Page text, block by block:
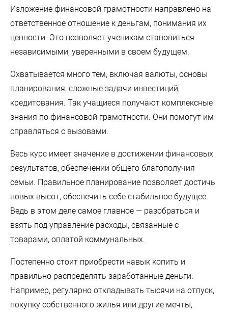
Изложение финансовой грамотности направлено на
ответственное отношение к деньгам, понимания их
ценности. Это позволяет ученикам становиться
независимыми, уверенными в своем будущем.
Охватывается много тем, включая валюты, основы
планирования, сложные задачи инвестиций,
кредитования. Так учащиеся получают комплексные
знания по финансовой грамотности. Они помогут им
справляться с вызовами.
Весь курс имеет значение в достижении финансовых
результатов, обеспечении общего благополучия
семьи. Правильное планирование позволяет достичь
новых высот, обеспечить себе стабильное будущее.
Ведь в этом деле самое главное — разобраться и
взять под управление расходы, связанные с
товарами, оплатой коммунальных.
Постепенно стоит приобрести навык копить и
правильно распределять заработанные деньги.
Например, регулярно откладывать тысячи на отпуск,
покупку собственного жилья или другие мечты,